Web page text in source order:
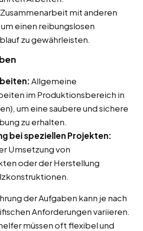
Zusammenarbeit mit anderen
einen reibungslosen
zu gewährleisten.
Allgemeine
im Produktionsbereich in
um eine saubere und sichere
zu erhalten.
bei speziellen Projekten:
Umsetzung von
oder der Herstellung
der Aufgaben kann je nach
Anforderungen variieren.
müssen oft flexibel und